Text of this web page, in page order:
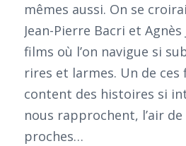
mêmes aussi. On se
Jean-Pierre Bacri et Agnès
films où l’on navigue si
rires et larmes. Un de ces
content des histoires si
nous rapprochent, l’air
proches…